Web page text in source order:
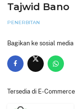
Tajwid Bano
PENERBITAN
Bagikan ke sosial media
Tersedia di E-